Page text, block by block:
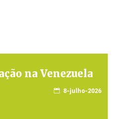
na Venezuela
 8-julho-2026